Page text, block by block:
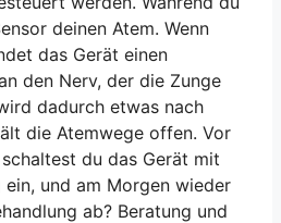
an den Zungennerv
Die Stimulation erfolgt
Hierzu tragen Sie
Pflaster, an dem der
wird. Nach dem
Sie das Pflaster und
über die Docking-
ein Handy) auf.
wird signifikant
deinen Atem. Wenn
das Gerät einen
den Nerv, der die Zunge
dadurch etwas nach
die Atemwege offen. Vor
du das Gerät mit
ein, und am Morgen wieder
ab? Beratung und